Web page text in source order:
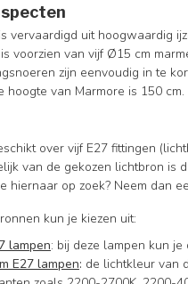
vervaardigd uit hoogwaardig
voorzien van vijf Ø15 cm
zijn eenvoudig in te
hoogte van Marmore is 150 cm.
over vijf E27 fittingen
van de gekozen lichtbron is
hiernaar op zoek? Neem dan
kun je kiezen uit:
lampen: bij deze lampen kun
E27 lampen: de lichtkleur van